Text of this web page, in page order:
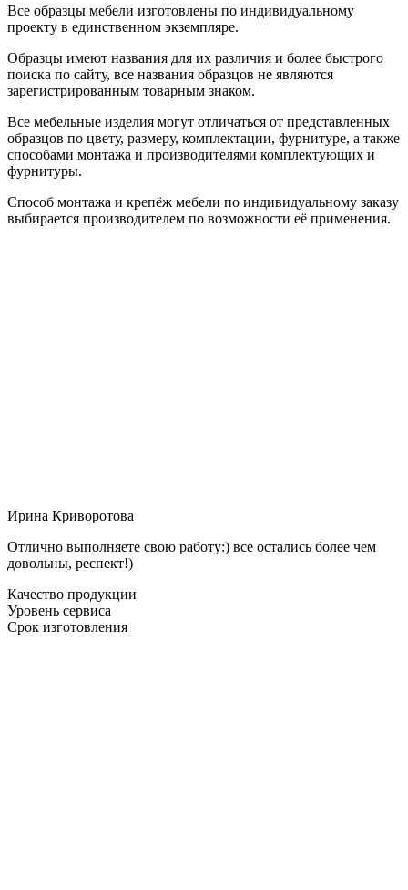
Все образцы мебели изготовлены по индивидуальному
проекту в единственном экземпляре.
Образцы имеют названия для их различия и более быстрого
поиска по сайту, все названия образцов не являются
зарегистрированным товарным знаком.
Все мебельные изделия могут отличаться от представленных
образцов по цвету, размеру, комплектации, фурнитуре, а также
способами монтажа и производителями комплектующих и
фурнитуры.
Способ монтажа и крепёж мебели по индивидуальному заказу
выбирается производителем по возможности её применения.
Ирина Криворотова
Отлично выполняете свою работу:) все остались более чем
довольны, респект!)
Качество продукции
Уровень сервиса
Срок изготовления